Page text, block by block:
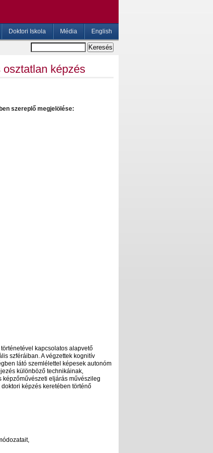
Doktori Iskola Média English
képzés
szereplő megjelölése:
kapcsolatos alapvető
szféráiban. A végzettek kognitív
látó szemlélettel képesek autonóm
különböző technikáinak,
eljárás művészileg
képzés keretében történő